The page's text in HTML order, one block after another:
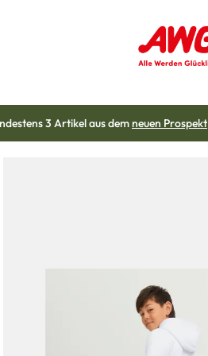
3 Artikel aus demneuen Prospekt